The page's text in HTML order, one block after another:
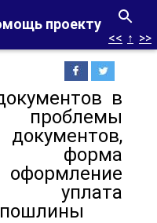
проекту
<< ↑ >>
в
форма
уплата
пошлины